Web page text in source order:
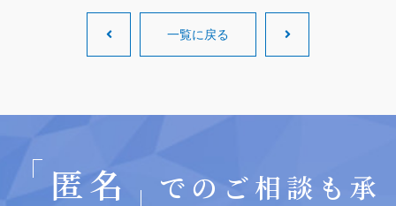
一覧に戻る
匿名
でのご相談も承